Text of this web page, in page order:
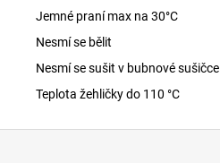
Jemné praní max na 30°C
Nesmí se bělit
Nesmí se sušit v bubnové sušičce
Teplota žehličky do 110 °C